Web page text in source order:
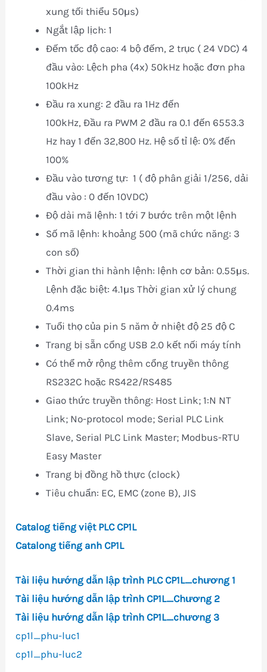
xung tối thiểu 50µs)
Ngắt lập lịch: 1
Đếm tốc độ cao: 4 bộ đếm, 2 trục ( 24 VDC) 4
đầu vào: Lệch pha (4x) 50kHz hoặc đơn pha
100kHz
Đầu ra xung: 2 đầu ra 1Hz đến
100kHz, Đầu ra PWM 2 đầu ra 0.1 đến 6553.3
Hz hay 1 đến 32,800 Hz. Hệ số tỉ lệ: 0% đến
100%
Đầu vào tương tự: 1 ( độ phân giải 1/256, dải
đầu vào : 0 đến 10VDC)
Độ dài mã lệnh: 1 tới 7 bước trên một lệnh
Số mã lệnh: khoảng 500 (mã chức năng: 3
con số)
Thời gian thi hành lệnh: lệnh cơ bản: 0.55µs.
Lệnh đặc biệt: 4.1µs Thời gian xử lý chung
0.4ms
Tuổi thọ của pin 5 năm ở nhiệt độ 25 độ C
Trang bị sẵn cổng USB 2.0 kết nối máy tính
Có thể mở rộng thêm cổng truyền thông
RS232C hoặc RS422/RS485
Giao thức truyền thông: Host Link; 1:N NT
Link; No-protocol mode; Serial PLC Link
Slave, Serial PLC Link Master; Modbus-RTU
Easy Master
Trang bị đồng hồ thực (clock)
Tiêu chuẩn: EC, EMC (zone B), JIS
Catalog tiếng việt PLC CP1L
Catalong tiếng anh CP1L
Tài liệu hướng dẫn lập trình PLC CP1L_chương 1
Tài liệu hướng dẫn lập trình CP1L_Chương 2
Tài liệu hướng dẫn lập trình CP1L_chương 3
cp1l_phu-luc1
cp1l_phu-luc2